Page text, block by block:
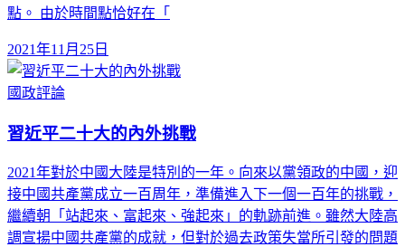
點。 由於時間點恰好在「
2021年11月25日
國政評論
習近平二十大的內外挑戰
2021年對於中國大陸是特別的一年。向來以黨領政的中國，迎
接中國共產黨成立一百周年，準備進入下一個一百年的挑戰，
繼續朝「站起來、富起來、強起來」的軌跡前進。雖然大陸高
調宣揚中國共產黨的成就，但對於過去政策失當所引發的問題